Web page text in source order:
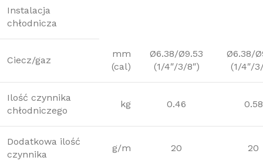
Instalacja
chłodnicza
Ciecz/gaz
mm
(cal)
Ø6.38/Ø9.53
(1/4″/3/8″)
Ø6.38/
(1/4″/
Ilość czynnika
chłodniczego
kg 0.46 0.58
Dodatkowa ilość
czynnika
g/m 20 20